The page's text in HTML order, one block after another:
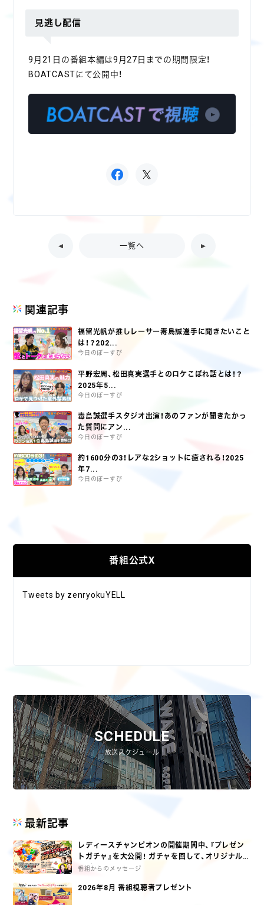
見逃し配信
9月21日の番組本編は9月27日までの期間限定！
BOATCASTにて公開中！
一覧へ
関連記事
福留光帆が推しレーサー毒島誠選手に聞きたいこと
は！？202...
今日のぼーすぴ
平野宏周、松田真実選手とのロケこぼれ話とは！？
2025年5...
今日のぼーすぴ
毒島誠選手スタジオ出演！あのファンが聞きたかっ
た質問にアン...
今日のぼーすぴ
約1600分の3！レアな2ショットに癒される！2025
年7...
今日のぼーすぴ
番組公式X
Tweets by zenryokuYELL
SCHEDULE
放送スケジュール
最新記事
レディースチャンピオンの開催期間中、『プレゼン
トガチャ』を大公開！ ガチャを回して、オリジナルグ
ッズとオリジナルフォトをGETしよう♪
番組からのメッセージ
2026年8月 番組視聴者プレゼント